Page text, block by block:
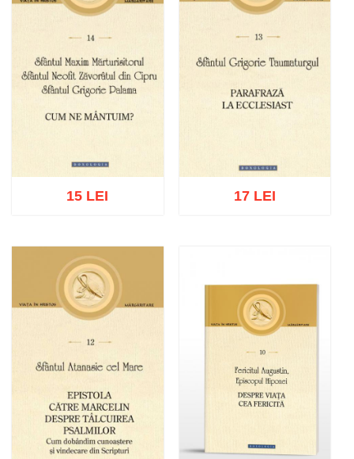
Adaugă în coș Wishlist
15 LEI 17 LEI